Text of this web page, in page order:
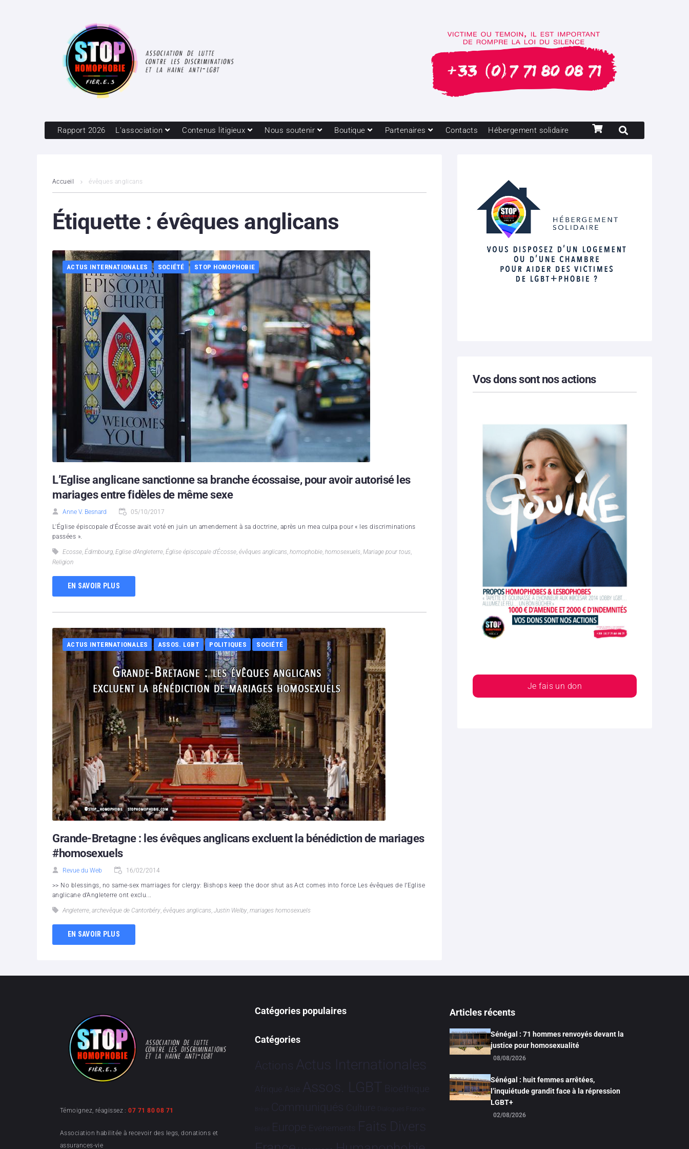
Rapport 2026 L’association Contenus litigieux Nous soutenir Boutique Partenaires Contacts Hébergement solidaire
Accueil évêques anglicans
Étiquette : évêques anglicans
ACTUS INTERNATIONALES SOCIÉTÉ STOP HOMOPHOBIE
L’Eglise anglicane sanctionne sa branche écossaise, pour avoir autorisé les
mariages entre fidèles de même sexe
Anne V. Besnard 05/10/2017
L'Église épiscopale d'Écosse avait voté en juin un amendement à sa doctrine, après un mea culpa pour « les discriminations
passées ».
Ecosse, Édimbourg, Eglise d'Angleterre, Église épiscopale d'Écosse, évêques anglicans, homophobie, homosexuels, Mariage pour tous,
Religion
EN SAVOIR PLUS
ACTUS INTERNATIONALES ASSOS. LGBT POLITIQUES SOCIÉTÉ
Grande-Bretagne : les évêques anglicans excluent la bénédiction de mariages
#homosexuels
Revue du Web 16/02/2014
>> No blessings, no same-sex marriages for clergy: Bishops keep the door shut as Act comes into force Les évêques de l’Eglise
anglicane d’Angleterre ont exclu...
Angleterre, archevêque de Cantorbéry, évêques anglicans, Justin Welby, mariages homosexuels
EN SAVOIR PLUS
Vos dons sont nos actions
Je fais un don
Témoignez, réagissez :07 71 80 08 71
Association habilitée à recevoir des legs, donations et
assurances-vie
Catégories populaires
Catégories
Actions Actus Internationales
Afrique Asie Assos. LGBT Bioéthique
Brève Communiqués Culture Dialogues France-
Brésil Europe Evénements Faits Divers
Articles récents
Sénégal : 71 hommes renvoyés devant la
justice pour homosexualité
08/08/2026
Sénégal : huit femmes arrêtées,
l’inquiétude grandit face à la répression
LGBT+
02/08/2026